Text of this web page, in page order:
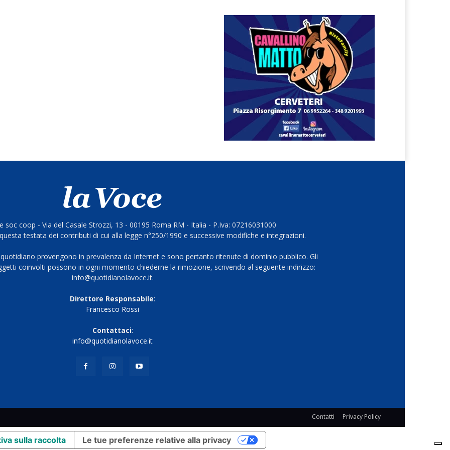
soc coop - Via del Casale Strozzi, 13 - 00195 Roma RM - Italia - P.Iva: 07216031000
testata dei contributi di cui alla legge n°250/1990 e successive modifiche e integrazioni.
provengono in prevalenza da Internet e sono pertanto ritenute di dominio pubblico. Gli
coinvolti possono in ogni momento chiederne la rimozione, scrivendo al seguente indirizzo:
info@quotidianolavoce.it.
Direttore Responsabile:
Francesco Rossi
Contattaci:
info@quotidianolavoce.it
Contatti Privacy Policy
sulla raccolta Le tue preferenze relative alla privacy